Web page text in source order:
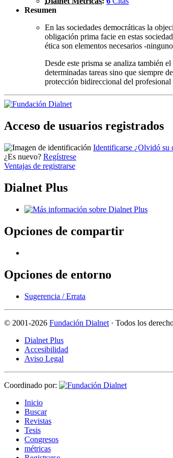
Resumen
En las sociedades democráticas la
obligación prima facie en estas
ética son elementos necesarios -
Desde este prisma se analiza también
determinadas tareas sino que siempre
protección bidireccional del profesional
Acceso de usuarios registrados
Identificarse ¿Olvidó su
¿Es nuevo? Regístrese
Ventajas de registrarse
Dialnet Plus
Opciones de compartir
Opciones de entorno
Sugerencia / Errata
© 2001-2026 Fundación Dialnet · Todos los
Dialnet Plus
Accesibilidad
Aviso Legal
Coordinado por:
Inicio
Buscar
Revistas
Tesis
Congresos
métricas